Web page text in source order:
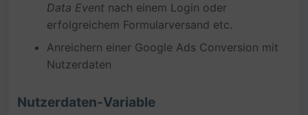
Data Event nach einem Login oder
erfolgreichem Formularversand etc.
Anreichern einer Google Ads Conversion mit
Nutzerdaten
Nutzerdaten-Variable